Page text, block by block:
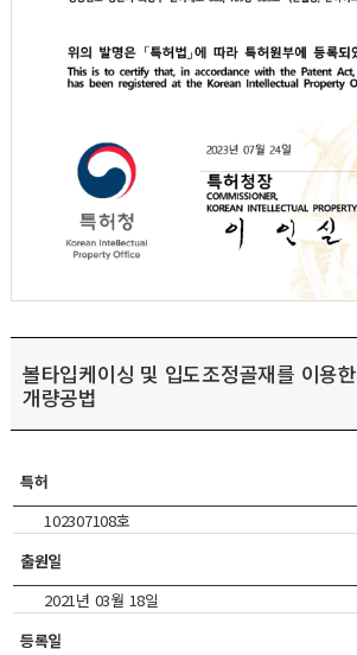
볼타입케이싱 및 입도조정골재를 이용
개량공법
특허
102307108호
출원일
2021년 03월 18일
등록일